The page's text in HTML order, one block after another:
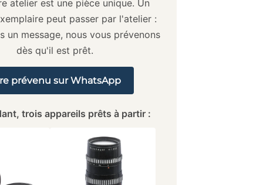
atelier est une pièce unique. Un
peut passer par l'atelier :
un message, nous vous prévenons
dès qu'il est prêt.
prévenu sur WhatsApp
trois appareils prêts à partir :